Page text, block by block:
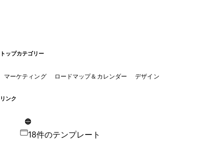
トップカテゴリー
マーケティング ロードマップ＆カレンダー デザイン
リンク
18件のテンプレート